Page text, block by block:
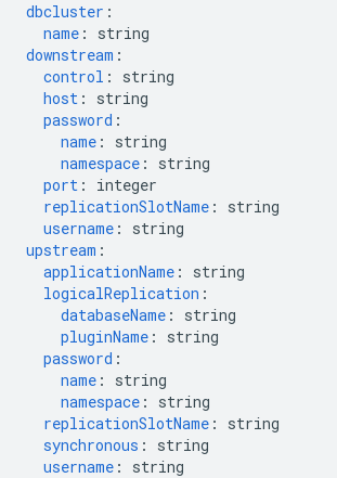
dbcluster :
name :
string
downstream :
control :
string
host :
string
password :
name :
string
namespace :
string
port :
integer
replicationSlotName :
string
username :
string
upstream :
applicationName :
string
logicalReplication :
databaseName :
string
pluginName :
string
password :
name :
string
namespace :
string
replicationSlotName :
string
synchronous :
string
username : string